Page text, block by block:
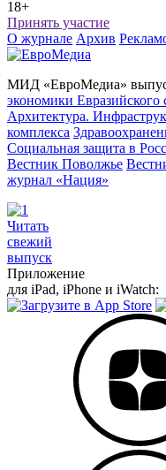
18+
Принять участие
О журнале Архив
МИД «ЕвроМедиа»
экономики Евразийского
Архитектура.
комплекса
Социальная защита в
Вестник Поволжье
журнал «Нация»
Читать
свежий
выпуск
Приложение
для iPad, iPhone и iWatch: